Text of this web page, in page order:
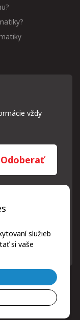
služieb
si vaše
vždy
Odoberať
len za týmto
ochrany
odkaz, ktorý
z ktoréhokoľvek